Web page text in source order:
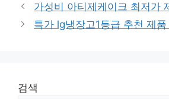
가성비 아티제케이크 최저가
특가 lg냉장고1등급 추천 제품
검색